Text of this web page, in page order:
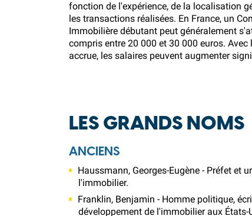
fonction de l'expérience, de la localisation
les transactions réalisées. En France, un
Immobilière débutant peut généralement
compris entre 20 000 et 30 000 euros. Avec
accrue, les salaires peuvent augmenter
LES GRANDS NOMS
ANCIENS
Haussmann, Georges-Eugène - Préfet et
l'immobilier.
Franklin, Benjamin - Homme politique,
développement de l'immobilier aux États-